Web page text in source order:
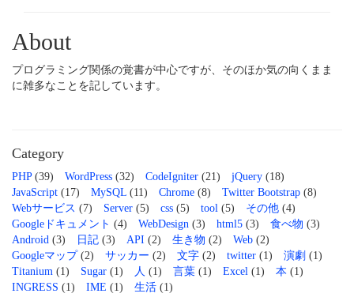
About
プログラミング関係の覚書が中心ですが、そのほか気の向くまま
に雑多なことを記しています。
Category
PHP(39) WordPress (32) CodeIgniter (21) jQuery (18)
JavaScript (17) MySQL (11) Chrome (8) Twitter Bootstrap (8)
Webサービス (7) Server (5) css (5) tool (5) その他 (4)
Googleドキュメント (4) WebDesign (3) html5 (3) 食べ物 (3)
Android (3) 日記 (3) API (2) 生き物 (2) Web (2)
Googleマップ(2) サッカー (2) 文字 (2) twitter (1) 演劇 (1)
Titanium (1) Sugar (1) 人 (1) 言葉 (1) Excel (1) 本 (1)
INGRESS (1) IME (1) 生活 (1)